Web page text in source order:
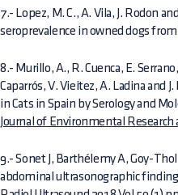
7.- Lopez, M. C., A. Vila, J. Rodon
seroprevalence in owned dogs
8.- Murillo, A., R. Cuenca, E.
Caparrós, V. Vieitez, A. Ladina and
in Cats in Spain by Serology and
Journal of Environmental Research
9.- Sonet J, Barthélemy A, Goy-
abdominal ultrasonographic